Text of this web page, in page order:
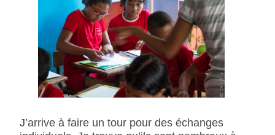
J’arrive à faire un tour pour des échanges